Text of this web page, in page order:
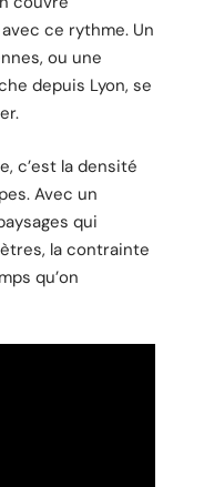
ce rythme. Un
ou une
depuis Lyon, se
c’est la densité
Avec un
qui
la contrainte
qu’on